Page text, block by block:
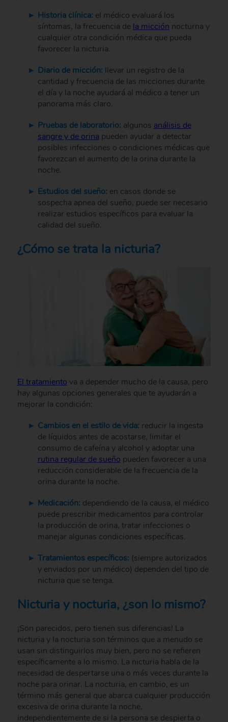
Historia clínica: el médico evaluará los
síntomas, la frecuencia de la micción nocturna y
cualquier otra condición médica que pueda
favorecer la nicturia.
Diario de micción: llevar un registro de la
cantidad y frecuencia de las micciones durante
el día y la noche ayudará al médico a tener un
panorama más claro.
Pruebas de laboratorio: algunos análisis de
sangre y de orina pueden ayudar a detectar
posibles infecciones o condiciones médicas que
favorezcan el aumento de la orina durante la
noche.
Estudios del sueño: en casos donde se
sospecha apnea del sueño, puede ser necesario
realizar estudios específicos para evaluar la
calidad del sueño.
¿Cómo se trata la nicturia?
El tratamiento va a depender mucho de la causa, pero
hay algunas opciones generales que te ayudarán a
mejorar la condición:
Cambios en el estilo de vida: reducir la ingesta
de líquidos antes de acostarse, limitar el
consumo de cafeína y alcohol y adoptar una
rutina regular de sueño pueden favorecer a una
reducción considerable de la frecuencia de la
orina durante la noche.
Medicación: dependiendo de la causa, el médico
puede prescribir medicamentos para controlar
la producción de orina, tratar infecciones o
manejar algunas condiciones específicas.
Tratamientos específicos: (siempre autorizados
y enviados por un médico) dependen del tipo de
nicturia que se tenga.
Nicturia y nocturia, ¿son lo mismo?
¡Son parecidos, pero tienen sus diferencias! La
nicturia y la nocturia son términos que a menudo se
usan sin distinguirlos muy bien, pero no se refieren
específicamente a lo mismo. La nicturia habla de la
necesidad de despertarse una o más veces durante la
noche para orinar. La nocturia, en cambio, es un
término más general que abarca cualquier producción
excesiva de orina durante la noche,
independientemente de si la persona se despierta o